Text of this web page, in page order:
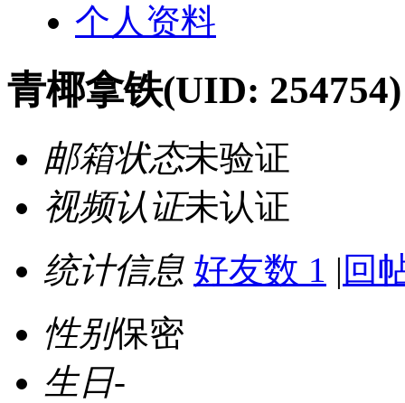
个人资料
青椰拿铁(UID: 254754)
邮箱状态未验证
视频认证未认证
统计信息 好友数 1 | 回
性别保密
生日-